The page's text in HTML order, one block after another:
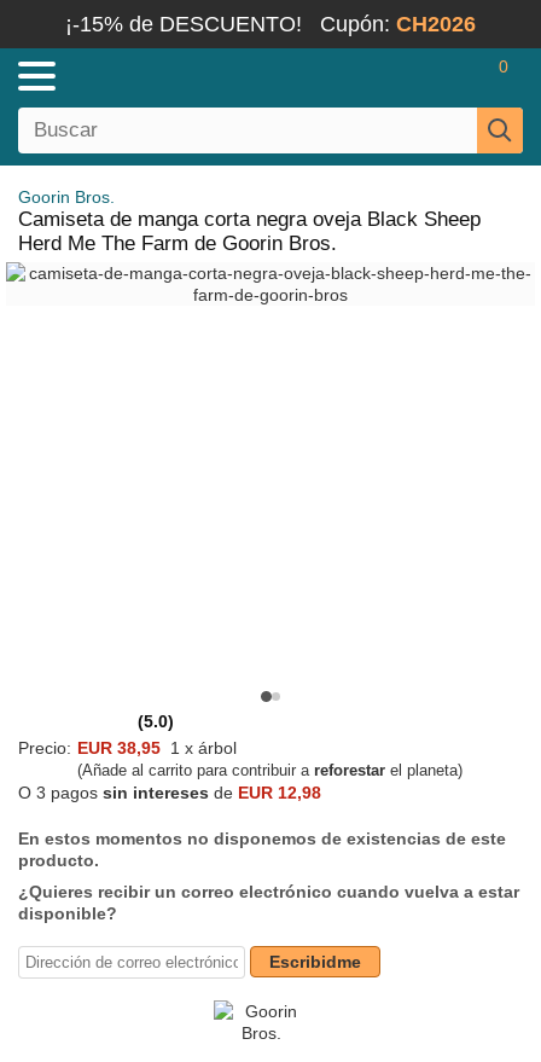
¡-15% de DESCUENTO! Cupón: CH2026
0
Goorin Bros.
Camiseta de manga corta negra oveja Black Sheep
Herd Me The Farm de Goorin Bros.
(5.0)
Precio: EUR 38,95 1 x árbol
(Añade al carrito para contribuir a reforestar el planeta)
O 3 pagos sin intereses de EUR 12,98
En estos momentos no disponemos de existencias de este
producto.
¿Quieres recibir un correo electrónico cuando vuelva a estar
disponible?
Escribidme